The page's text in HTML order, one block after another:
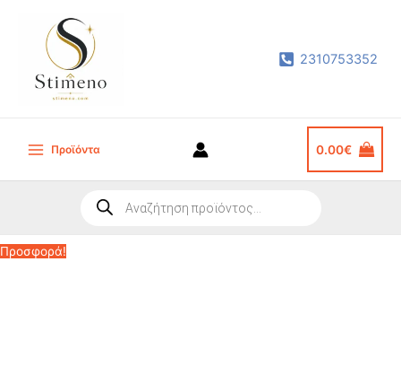
περιεχόμενο
2310753352
Main
Προϊόντα 0.00€
search
Προσφορά!